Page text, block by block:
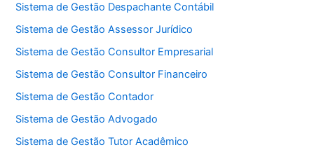
Sistema de Gestão Despachante Contábil
Sistema de Gestão Assessor Jurídico
Sistema de Gestão Consultor Empresarial
Sistema de Gestão Consultor Financeiro
Sistema de Gestão Contador
Sistema de Gestão Advogado
Sistema de Gestão Tutor Acadêmico